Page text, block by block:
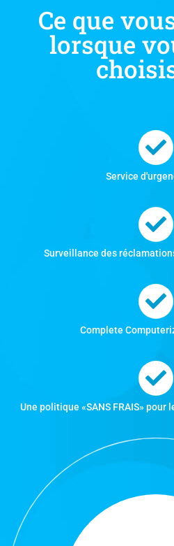
Ce que
lorsque
Service
Surveillance des
Complete
Une politique «SANS FRAIS»